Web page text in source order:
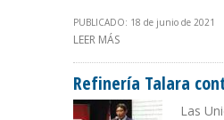
PUBLICADO: 18 de junio de 2021
LEER MÁS
Refinería Talara
Las